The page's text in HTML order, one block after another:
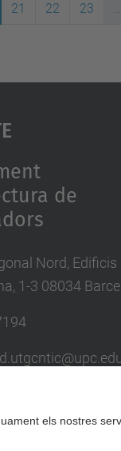
21 22 23 ...
de
Nord, Edificis
1-3 08034